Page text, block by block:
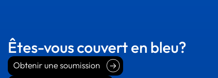
Êtes-vous couvert en bleu?
Obtenir une soumission